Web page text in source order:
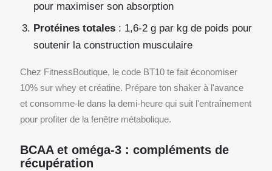
pour maximiser son absorption
Protéines totales : 1,6-2 g par kg de poids pour
soutenir la construction musculaire
Chez FitnessBoutique, le code BT10 te fait économiser
10% sur whey et créatine. Prépare ton shaker à l'avance
et consomme-le dans la demi-heure qui suit l'entraînement
pour profiter de la fenêtre métabolique.
BCAA et oméga-3 : compléments de
récupération